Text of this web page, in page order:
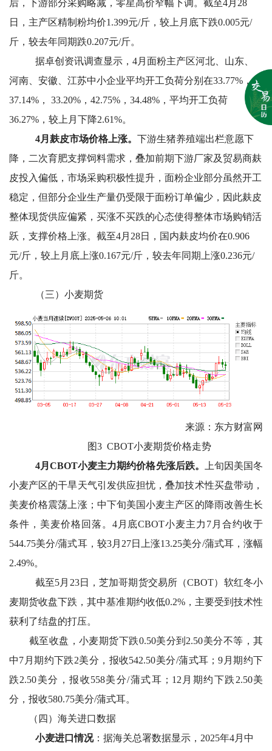
后，下游部分采购略减，零星高价窄幅下调。截至4月28
日，主产区精制粉均价1.399元/斤，较上月底下跌0.005元/
斤，较去年同期跌0.207元/斤。
据卓创资讯调查显示，4月面粉主产区河北、山东、
河南、安徽、江苏中小企业平均开工负荷分别在33.77%，
37.14%， 33.20%，42.75%，34.48%，平均开工负荷
36.27%，较上月下降2.61%。
4月麸皮市场价格上涨。 下游生猪养殖端出栏意愿下
降，二次育肥支撑饲料需求，叠加前期下游厂家及贸易商麸
皮投入偏低，市场采购积极性提升，面粉企业部分虽然开工
稳定，但部分企业生产量仍受限于面粉订单偏少，因此麸皮
整体现货供应偏紧，买涨不买跌的心态使得整体市场购销活
跃，支撑价格上涨。截至4月28日，国内麸皮均价在0.906
元/斤，较上月底上涨0.167元/斤，较去年同期上涨0.236元/
斤。
（三）小麦期货
来源：东方财富网
图3 CBOT小麦期货价格走势
4月CBOT小麦主力期约价格先涨后跌。
上旬因美国冬
小麦产区的干旱天气引发供应担忧，叠加技术性买盘带动，
美麦价格震荡上涨；中下旬美国小麦主产区的降雨改善生长
条件，美麦价格回落。4月底CBOT小麦主力7月合约收于
544.75美分/蒲式耳，较3月27日上涨13.25美分/蒲式耳，涨幅
2.49%。
截至5月23日，芝加哥期货交易所（CBOT）软红冬小
麦期货收盘下跌，其中基准期约收低0.2%，主要受到技术性
获利了结盘的打压。
截至收盘，小麦期货下跌0.50美分到2.50美分不等，其
中7月期约下跌2美分，报收542.50美分/蒲式耳；9月期约下
跌2.50美分，报收558美分/蒲式耳；12月期约下跌2.50美
分，报收580.75美分/蒲式耳。
（四）海关进口数据
小麦进口情况：据海关总署数据显示，2025年4月中